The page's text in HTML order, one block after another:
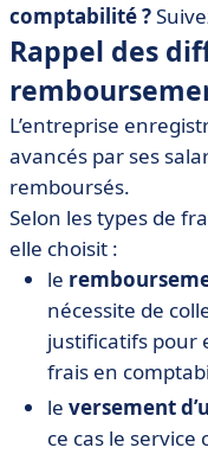
comptabilité ?
Rappel des
L’entreprise
avancés par ses
remboursés.
Selon les types de
elle choisit :
le
nécessite de
justificatifs pour
frais en
le versement
ce cas le